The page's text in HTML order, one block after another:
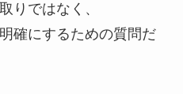
りではなく、
確にするための質問だ